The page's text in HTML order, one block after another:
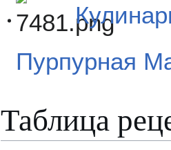
Пурпурная
Таблица